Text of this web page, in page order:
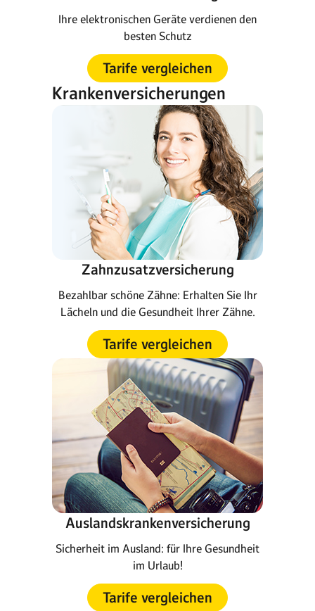
Ihre elektronischen Geräte verdienen den
besten Schutz
Tarife vergleichen
Krankenversicherungen
Zahnzusatzversicherung
Bezahlbar schöne Zähne: Erhalten Sie Ihr
Lächeln und die Gesundheit Ihrer Zähne.
Tarife vergleichen
Auslandskrankenversicherung
Sicherheit im Ausland: für Ihre Gesundheit
im Urlaub!
Tarife vergleichen